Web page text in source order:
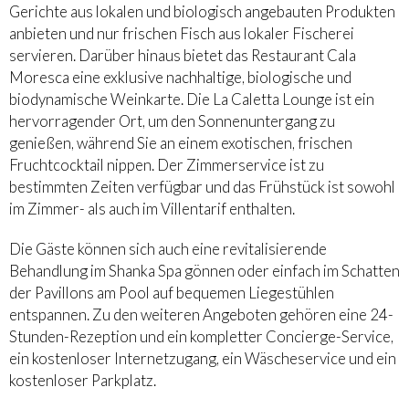
Gerichte aus lokalen und biologisch angebauten Produkten
anbieten und nur frischen Fisch aus lokaler Fischerei
servieren. Darüber hinaus bietet das Restaurant Cala
Moresca eine exklusive nachhaltige, biologische und
biodynamische Weinkarte. Die La Caletta Lounge ist ein
hervorragender Ort, um den Sonnenuntergang zu
genießen, während Sie an einem exotischen, frischen
Fruchtcocktail nippen. Der Zimmerservice ist zu
bestimmten Zeiten verfügbar und das Frühstück ist sowohl
im Zimmer- als auch im Villentarif enthalten.
Die Gäste können sich auch eine revitalisierende
Behandlung im Shanka Spa gönnen oder einfach im Schatten
der Pavillons am Pool auf bequemen Liegestühlen
entspannen. Zu den weiteren Angeboten gehören eine 24-
Stunden-Rezeption und ein kompletter Concierge-Service,
ein kostenloser Internetzugang, ein Wäscheservice und ein
kostenloser Parkplatz.